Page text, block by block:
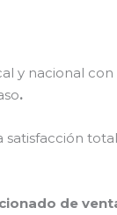
y nacional
.
de